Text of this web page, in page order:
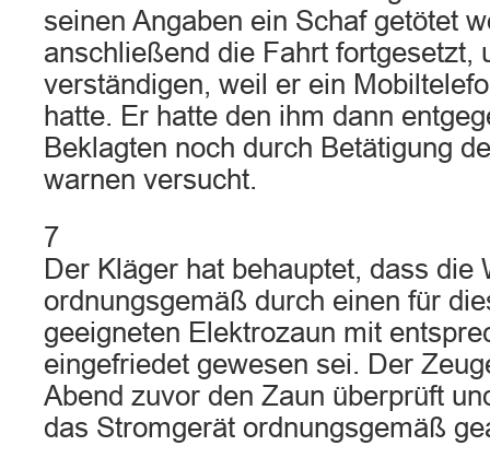
seinen Angaben ein Schaf getötet
anschließend die Fahrt fortgesetzt,
verständigen, weil er ein
hatte. Er hatte den ihm dann
Beklagten noch durch Betätigung
warnen versucht.
7
Der Kläger hat behauptet, dass die
ordnungsgemäß durch einen für
geeigneten Elektrozaun mit
eingefriedet gewesen sei. Der
Abend zuvor den Zaun überprüft
das Stromgerät ordnungsgemäß